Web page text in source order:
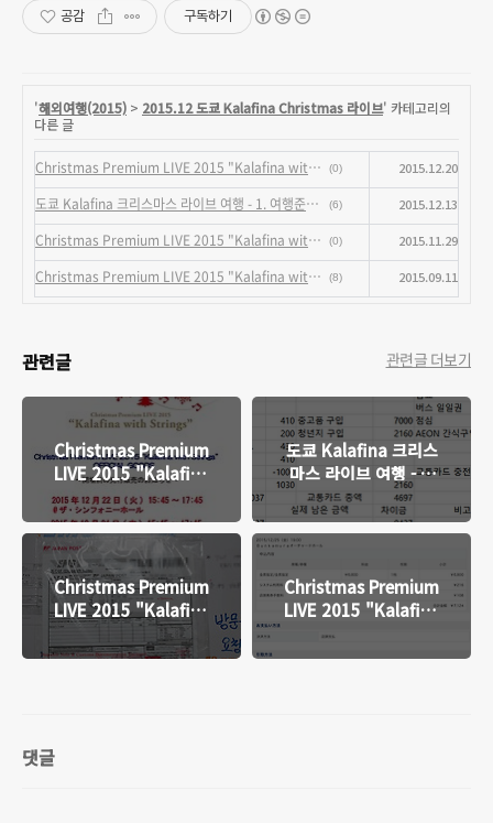
공감 구독하기
'해외여행(2015) > 2015.12 도쿄 Kalafina Christmas 라이브' 카테고리의
다른 글
Christmas Premium LIVE 2015 "Kalafina with Strings" 굿즈 판매 공지 (0) 2015.12.20
도쿄 Kalafina 크리스마스 라이브 여행 - 1. 여행준비 (최종수정 완료) (6) 2015.12.13
Christmas Premium LIVE 2015 "Kalafina with Strings" 티켓 수령 (0) 2015.11.29
Christmas Premium LIVE 2015 "Kalafina with Strings" 선행예매[결과발표 추가완료] (8) 2015.09.11
관련글 관련글 더보기
Christmas Premium
LIVE 2015 "Kalafina
with Strings" 굿즈
판매 공지
도쿄 Kalafina 크리스
마스 라이브 여행 - 1.
여행준비 (최종수정 완
료)
Christmas Premium
LIVE 2015 "Kalafina
with Strings" 티켓
수령
Christmas Premium
LIVE 2015 "Kalafina
with Strings" 선행예
매[결과발표 추가완료]
댓글